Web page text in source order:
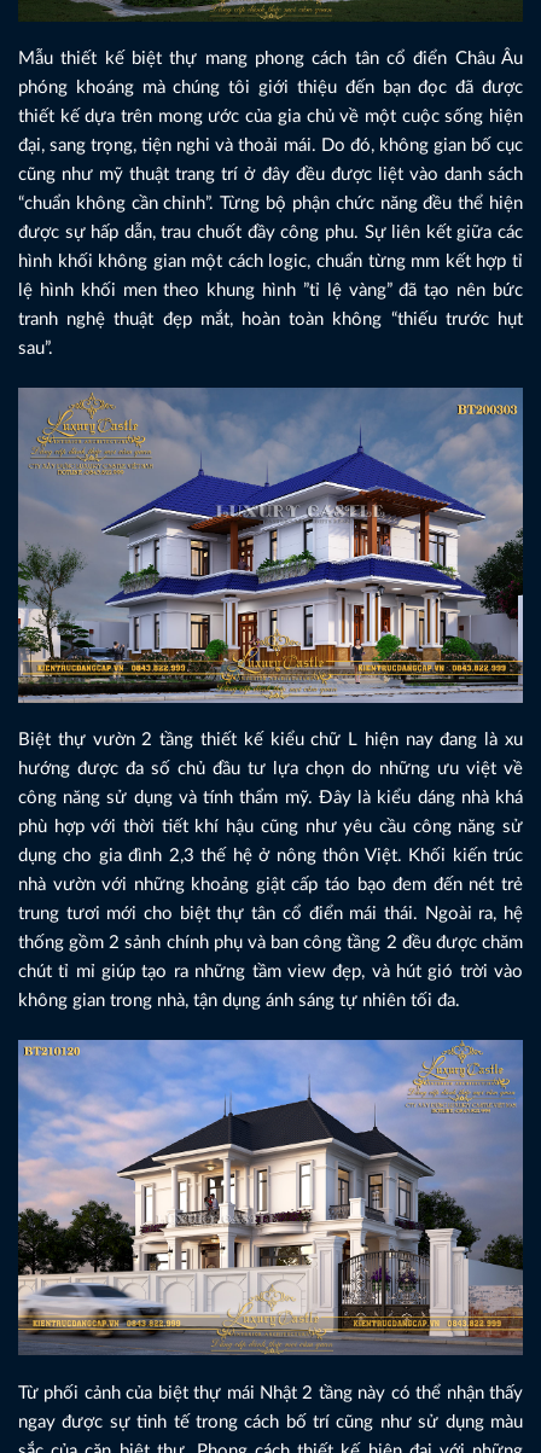
Mẫu thiết kế biệt thự mang phong cách tân cổ điển Châu Âu
phóng khoáng mà chúng tôi giới thiệu đến bạn đọc đã được
thiết kế dựa trên mong ước của gia chủ về một cuộc sống hiện
đại, sang trọng, tiện nghi và thoải mái. Do đó, không gian bố cục
cũng như mỹ thuật trang trí ở đây đều được liệt vào danh sách
“chuẩn không cần chỉnh”. Từng bộ phận chức năng đều thể hiện
được sự hấp dẫn, trau chuốt đầy công phu. Sự liên kết giữa các
hình khối không gian một cách logic, chuẩn từng mm kết hợp tỉ
lệ hình khối men theo khung hình ”tỉ lệ vàng” đã tạo nên bức
tranh nghệ thuật đẹp mắt, hoàn toàn không “thiếu trước hụt
sau”.
Biệt thự vườn 2 tầng thiết kế kiểu chữ L hiện nay đang là xu
hướng được đa số chủ đầu tư lựa chọn do những ưu việt về
công năng sử dụng và tính thẩm mỹ. Đây là kiểu dáng nhà khá
phù hợp với thời tiết khí hậu cũng như yêu cầu công năng sử
dụng cho gia đình 2,3 thế hệ ở nông thôn Việt. Khối kiến trúc
nhà vườn với những khoảng giật cấp táo bạo đem đến nét trẻ
trung tươi mới cho biệt thự tân cổ điển mái thái. Ngoài ra, hệ
thống gồm 2 sảnh chính phụ và ban công tầng 2 đều được chăm
chút tỉ mỉ giúp tạo ra những tầm view đẹp, và hút gió trời vào
không gian trong nhà, tận dụng ánh sáng tự nhiên tối đa.
Từ phối cảnh của biệt thự mái Nhật 2 tầng này có thể nhận thấy
ngay được sự tinh tế trong cách bố trí cũng như sử dụng màu